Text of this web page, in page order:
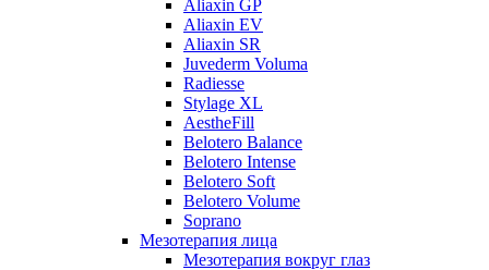
Aliaxin GP
Aliaxin EV
Aliaxin SR
Juvederm Voluma
Radiesse
Stylage XL
AestheFill
Belotero Balance
Belotero Intense
Belotero Soft
Belotero Volume
Soprano
Мезотерапия лица
Мезотерапия вокруг глаз